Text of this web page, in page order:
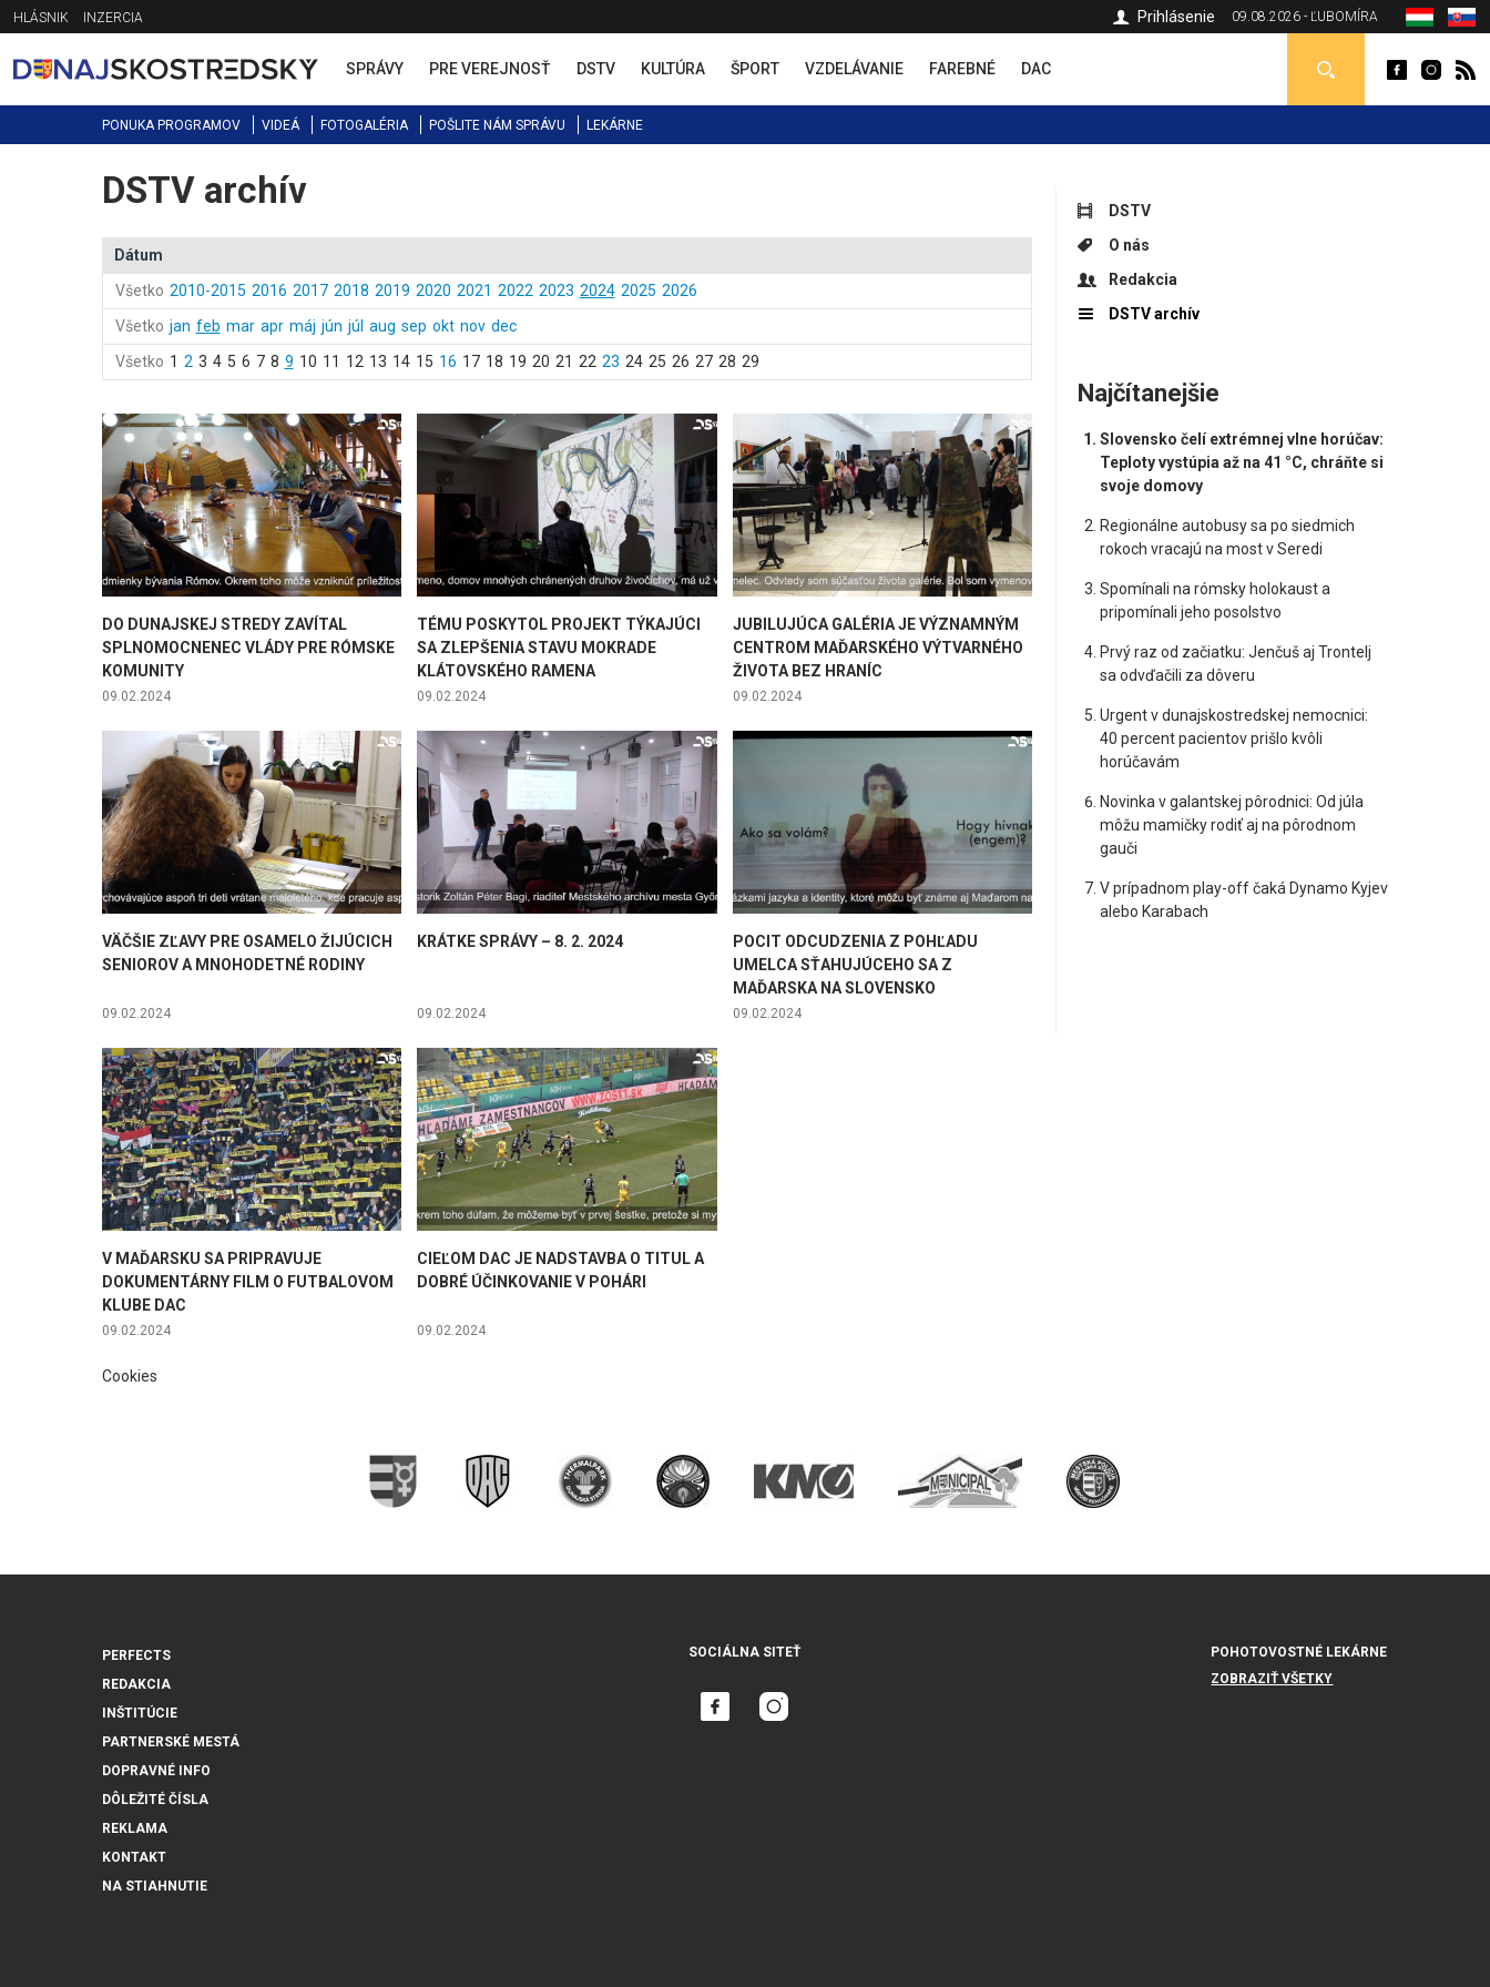
Jump
to
navigation
HLÁSNIK INZERCIA 09.08.2026 - ĽUBOMÍRA
Prihlásenie
SPRÁVY PRE VEREJNOSŤ DSTV KULTÚRA ŠPORT VZDELÁVANIE FAREBNÉ DAC
PONUKA PROGRAMOV VIDEÁ FOTOGALÉRIA POŠLITE NÁM SPRÁVU LEKÁRNE
Back
to
DSTV archív
Dátum
Všetko 2010-2015 2016 2017 2018 2019 2020 2021 2022 2023 2024 2025 2026
Všetko jan feb mar apr máj jún júl aug sep okt nov dec
Všetko 1 2 3 4 5 6 7 8 9 10 11 12 13 14 15 16 17 18 19 20 21 22 23 24 25 26 27 28 29
DO DUNAJSKEJ STREDY ZAVÍTAL
SPLNOMOCNENEC VLÁDY PRE RÓMSKE
KOMUNITY
09.02.2024
TÉMU POSKYTOL PROJEKT TÝKAJÚCI
SA ZLEPŠENIA STAVU MOKRADE
KLÁTOVSKÉHO RAMENA
09.02.2024
JUBILUJÚCA GALÉRIA JE VÝZNAMNÝM
CENTROM MAĎARSKÉHO VÝTVARNÉHO
ŽIVOTA BEZ HRANÍC
09.02.2024
VÄČŠIE ZĽAVY PRE OSAMELO ŽIJÚCICH
SENIOROV A MNOHODETNÉ RODINY
09.02.2024
KRÁTKE SPRÁVY – 8. 2. 2024
09.02.2024
POCIT ODCUDZENIA Z POHĽADU
UMELCA SŤAHUJÚCEHO SA Z
MAĎARSKA NA SLOVENSKO
09.02.2024
V MAĎARSKU SA PRIPRAVUJE
DOKUMENTÁRNY FILM O FUTBALOVOM
KLUBE DAC
09.02.2024
CIEĽOM DAC JE NADSTAVBA O TITUL A
DOBRÉ ÚČINKOVANIE V POHÁRI
09.02.2024
Cookies
DSTV
O nás
Redakcia
DSTV archív
Najčítanejšie
Slovensko čelí extrémnej vlne horúčav:
Teploty vystúpia až na 41 °C, chráňte si
svoje domovy
Regionálne autobusy sa po siedmich
rokoch vracajú na most v Seredi
Spomínali na rómsky holokaust a
pripomínali jeho posolstvo
Prvý raz od začiatku: Jenčuš aj Trontelj
sa odvďačili za dôveru
Urgent v dunajskostredskej nemocnici:
40 percent pacientov prišlo kvôli
horúčavám
Novinka v galantskej pôrodnici: Od júla
môžu mamičky rodiť aj na pôrodnom
gauči
V prípadnom play-off čaká Dynamo Kyjev
alebo Karabach
PERFECTS
REDAKCIA
INŠTITÚCIE
PARTNERSKÉ MESTÁ
DOPRAVNÉ INFO
DÔLEŽITÉ ČÍSLA
REKLAMA
KONTAKT
NA STIAHNUTIE
SOCIÁLNA SITEŤ
POHOTOVOSTNÉ LEKÁRNE
ZOBRAZIŤ VŠETKY